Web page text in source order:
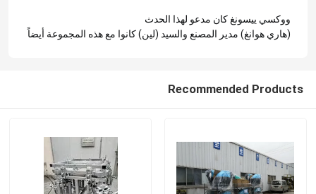
مراقبة الجودة
اتصل بنا
أخبار
ووكسي ييسونغ كان مدعو لهذا الحدث
(هاري هوانغ) مدير المصنع والسيد (لين) كانوا مع هذه المجموعة أيضاً
Recommended Products